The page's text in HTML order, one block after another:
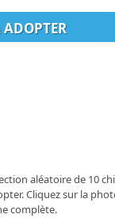
ADOPTER
aléatoire de 10
Cliquez sur la
complète.